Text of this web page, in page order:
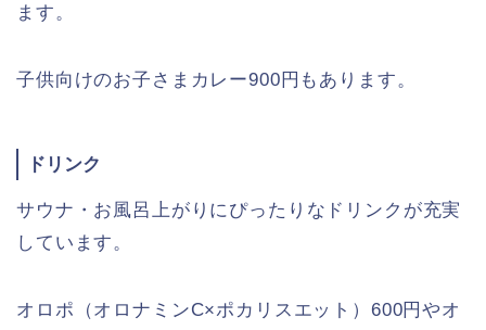
ます。
子供向けのお子さまカレー900円もあります。
ドリンク
サウナ・お風呂上がりにぴったりなドリンクが充実
しています。
オロポ（オロナミンC×ポカリスエット）600円やオ